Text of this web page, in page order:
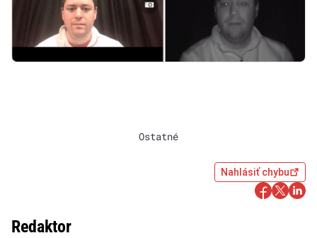
Ostatné
Nahlásiť chybu
Redaktor